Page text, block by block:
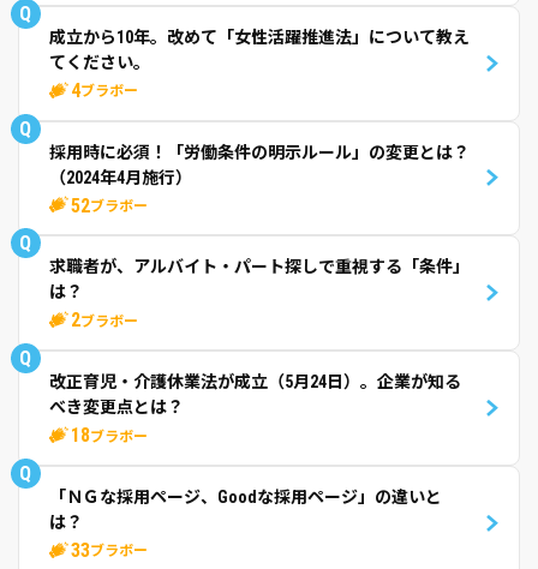
Q
成立から10年。改めて「女性活躍推進法」について教え
てください。
4ブラボー
Q
採用時に必須！「労働条件の明示ルール」の変更とは？
（2024年4月施行）
52ブラボー
Q
求職者が、アルバイト・パート探しで重視する「条件」
は？
2ブラボー
Q
改正育児・介護休業法が成立（5月24日）。企業が知る
べき変更点とは？
18ブラボー
Q
「ＮＧな採用ページ、Goodな採用ページ」の違いと
は？
33ブラボー